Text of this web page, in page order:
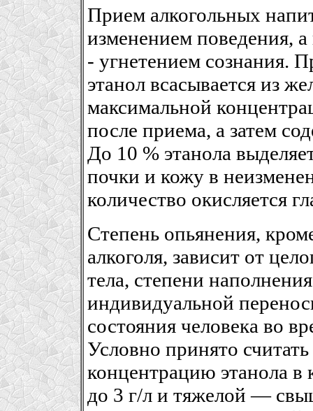
Прием алкогольных
изменением поведения,
- угнетением сознания.
этанол всасывается из
максимальной
после приема, а затем
До 10 % этанола
почки и кожу в
количество окисляется
Степень опьянения,
алкоголя, зависит от
тела, степени
индивидуальной
состояния человека во
Условно принято
концентрацию этанола
до 3 г/л и тяжелой —